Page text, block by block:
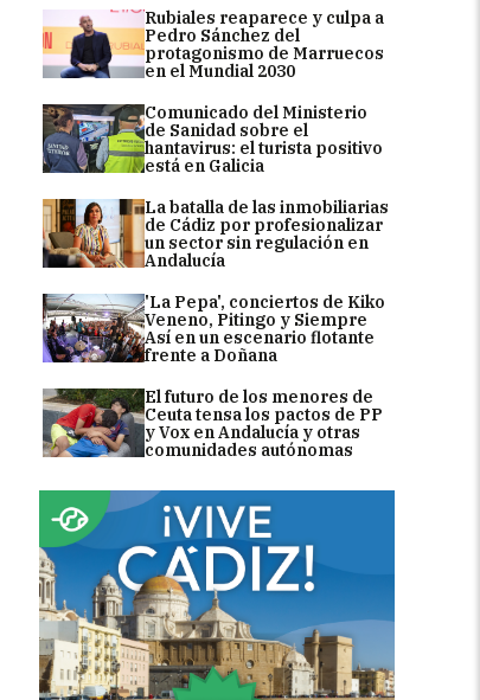
Rubiales reaparece y culpa a
Pedro Sánchez del
protagonismo de Marruecos
en el Mundial 2030
Comunicado del Ministerio
de Sanidad sobre el
hantavirus: el turista positivo
está en Galicia
La batalla de las inmobiliarias
de Cádiz por profesionalizar
un sector sin regulación en
Andalucía
'La Pepa', conciertos de Kiko
Veneno, Pitingo y Siempre
Así en un escenario flotante
frente a Doñana
El futuro de los menores de
Ceuta tensa los pactos de PP
y Vox en Andalucía y otras
comunidades autónomas